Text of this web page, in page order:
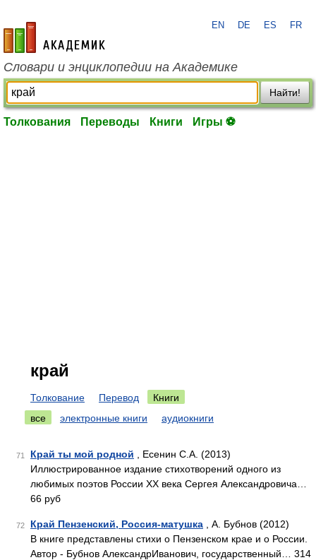
academic.ru
EN DE ES FR
Словари и энциклопедии на Академике
Найти!
Толкования Переводы Книги Игры ⚽
край
Толкование Перевод
Книги
все
электронные книги аудиокниги
71 Край ты мой родной , Есенин С.А. (2013)
Иллюстрированное издание стихотворений одного из
любимых поэтов России XX века Сергея Александровича…
66 руб
72 Край Пензенский, Россия-матушка , А. Бубнов (2012)
В книге представлены стихи о Пензенском крае и о России.
Автор - Бубнов АлександрИванович, государственный… 314